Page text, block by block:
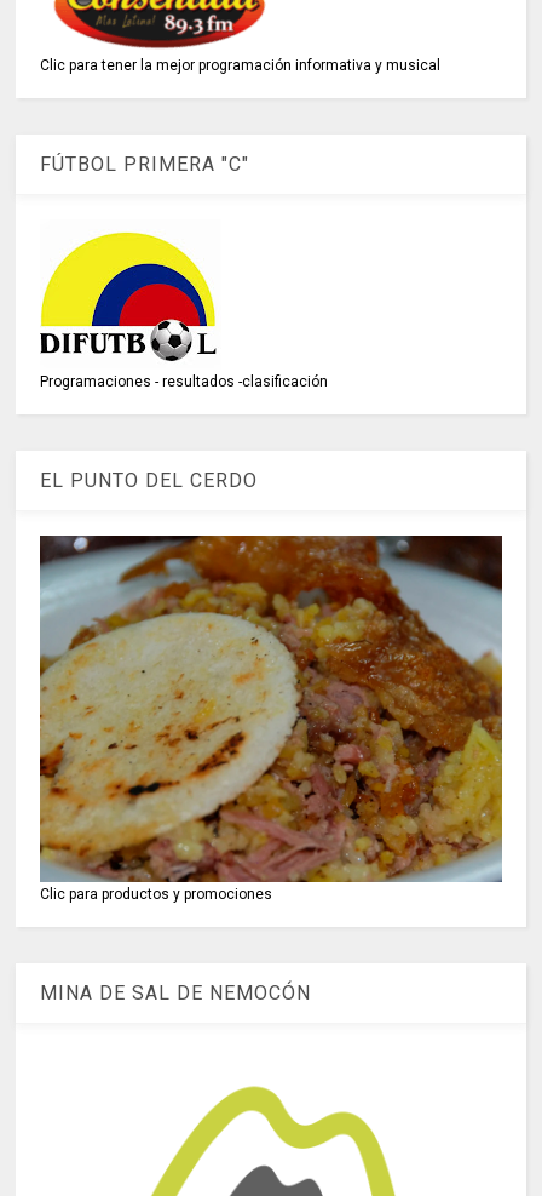
Clic para tener la mejor programación informativa y musical
FÚTBOL PRIMERA "C"
Programaciones - resultados -clasificación
EL PUNTO DEL CERDO
Clic para productos y promociones
MINA DE SAL DE NEMOCÓN